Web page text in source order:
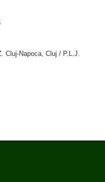
Cluj-Napoca, Cluj / P.L.J.